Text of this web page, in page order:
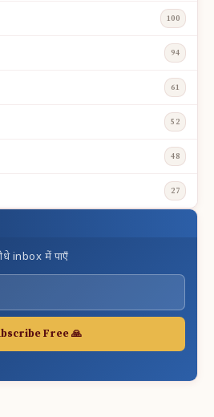
100
94
61
52
48
27
inbox में पाएँ
Free 🙏